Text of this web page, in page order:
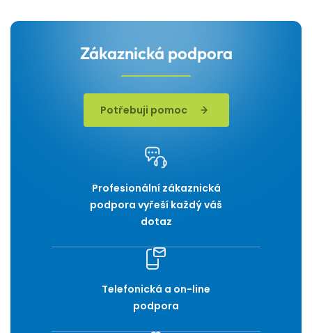
Zákaznická podpora
Potřebuji pomoc
Profesionální zákaznická
podpora vyřeší každý váš
dotaz
Telefonická a on-line
podpora